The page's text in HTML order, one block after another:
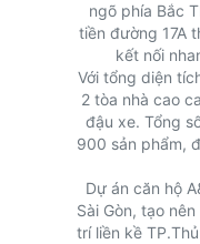
ngõ phía Bắc
tiền đường 17A
kết nối
Với tổng diện
2 tòa nhà cao
đậu xe. Tổng
900 sản phẩm,
Dự án căn hộ
Sài Gòn, tạo
trí liền kề